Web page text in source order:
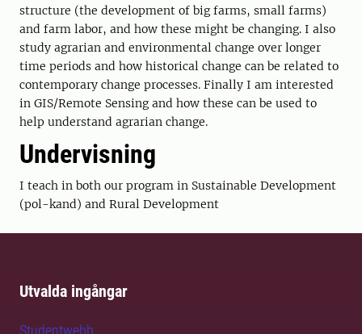
structure (the development of big farms, small farms)
and farm labor, and how these might be changing. I also
study agrarian and environmental change over longer
time periods and how historical change can be related to
contemporary change processes. Finally I am interested
in GIS/Remote Sensing and how these can be used to
help understand agrarian change.
Undervisning
I teach in both our program in Sustainable Development
(pol-kand) and Rural Development
Utvalda ingångar
Studentwebb